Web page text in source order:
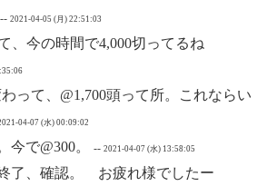
--2021-04-05 (月) 22:51:03
、今の時間で4,000切ってるね
わって、@1,700頭って所。これならい
04-07 (水) 00:09:02
今で@300。--2021-04-07 (水) 13:58:05
了、確認。 お疲れ様でしたー